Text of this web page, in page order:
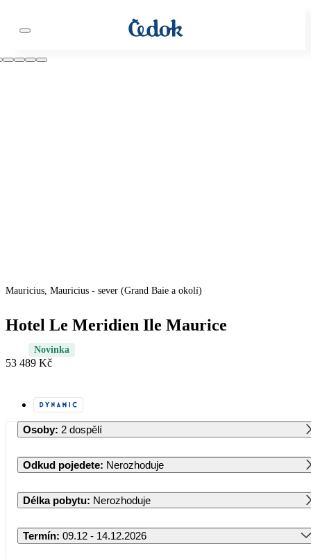
Mauricius, Mauricius - sever (Grand Baie a okolí)
Hotel Le Meridien Ile Maurice
Novinka
53 489 Kč
Osoby: 2 dospělí
Odkud pojedete: Nerozhoduje
Délka pobytu: Nerozhoduje
Termín: 09.12 - 14.12.2026